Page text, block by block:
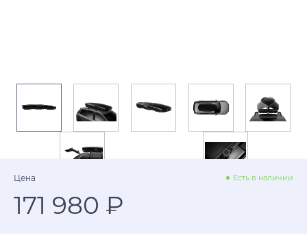
Цена Есть в наличии
171 980 ₽